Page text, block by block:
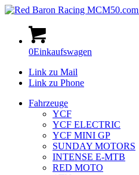
0Einkaufswagen
Link zu Mail
Link zu Phone
Fahrzeuge
YCF
YCF ELECTRIC
YCF MINI GP
SUNDAY MOTORS
INTENSE E-MTB
RED MOTO